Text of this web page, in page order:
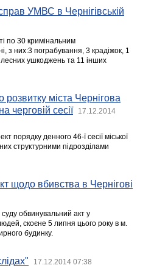
УМВС в Чернігівській
по 30 кримінальним
з них:3 пограбування, 3 крадіжок, 1
ушкоджень та 11 інших
розвитку міста Чернігова
черговій сесії
17.12.2014
порядку денного 46-ї сесії міської
структурними підрозділами
щодо вбивства в Чернігові
суду обвинувальний акт у
скоєне 5 липня цього року в м.
будинку.
17.12.2014 07:38